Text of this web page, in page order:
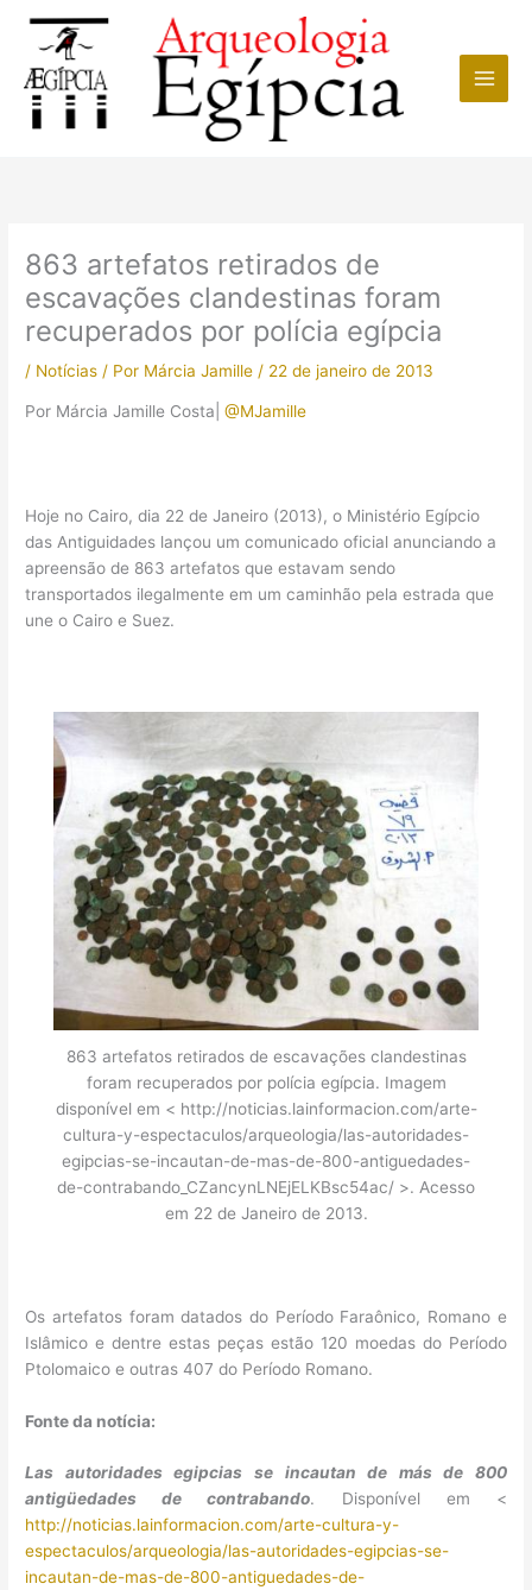
conteúdo
863 artefatos retirados de
escavações clandestinas foram
recuperados por polícia egípcia
/ Notícias / Por Márcia Jamille / 22 de janeiro de 2013
Por Márcia Jamille Costa|@MJamille
Hoje no Cairo, dia 22 de Janeiro (2013), o Ministério Egípcio
das Antiguidades lançou um comunicado oficial anunciando a
apreensão de 863 artefatos que estavam sendo
transportados ilegalmente em um caminhão pela estrada que
une o Cairo e Suez.
863 artefatos retirados de escavações clandestinas
foram recuperados por polícia egípcia. Imagem
disponível em < http://noticias.lainformacion.com/arte-
cultura-y-espectaculos/arqueologia/las-autoridades-
egipcias-se-incautan-de-mas-de-800-antiguedades-
de-contrabando_CZancynLNEjELKBsc54ac/ >. Acesso
em 22 de Janeiro de 2013.
Os artefatos foram datados do Período Faraônico, Romano e
Islâmico e dentre estas peças estão 120 moedas do Período
Ptolomaico e outras 407 do Período Romano.
Fonte da notícia:
Las autoridades egipcias se incautan de más de 800
antigüedades de contrabando. Disponível em <
http://noticias.lainformacion.com/arte-cultura-y-
espectaculos/arqueologia/las-autoridades-egipcias-se-
incautan-de-mas-de-800-antiguedades-de-